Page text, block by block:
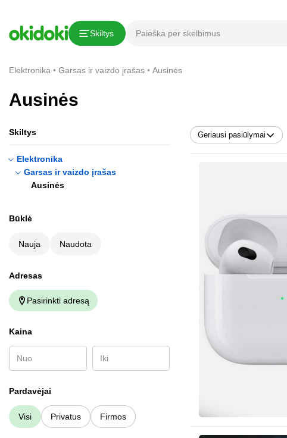
Skiltys
Elektronika Garsas ir vaizdo įrašas Ausinės
Ausinės
Geriausi pasiūlymai
Skiltys
Elektronika
Garsas ir vaizdo įrašas
Ausinės
Būklė
Nauja Naudota
Adresas
Pasirinkti adresą
Kaina
Pardavėjai
Visi Privatus Firmos